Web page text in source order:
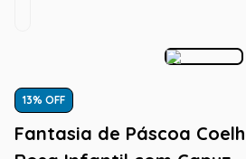
13% OFF
Fantasia de Páscoa